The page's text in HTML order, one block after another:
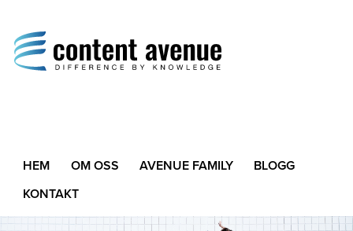
Difference by Knowledge
HEM OM OSS AVENUE FAMILY
BLOGG
KONTAKT